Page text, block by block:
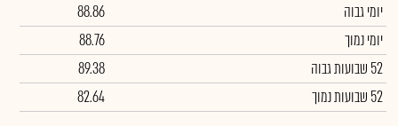
יומי גבוה
88.86
יומי נמוך
88.76
52 שבועות גבוה
89.38
52 שבועות נמוך
82.64